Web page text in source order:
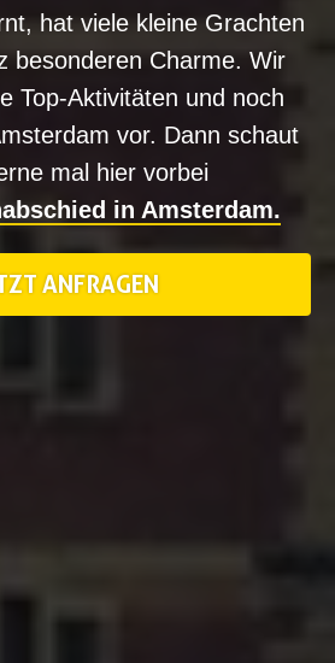
hat viele kleine Grachten
besonderen Charme. Wir
Top-Aktivitäten und noch
vor. Dann schaut
mal hier vorbei
in Amsterdam.
ANFRAGEN